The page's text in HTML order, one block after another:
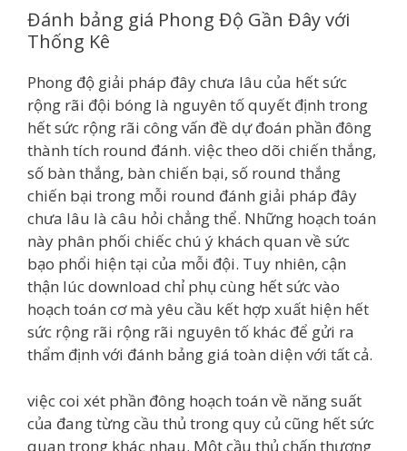
Đánh bảng giá Phong Độ Gần Đây với
Thống Kê
Phong độ giải pháp đây chưa lâu của hết sức
rộng rãi đội bóng là nguyên tố quyết định trong
hết sức rộng rãi công vấn đề dự đoán phần đông
thành tích round đánh. việc theo dõi chiến thắng,
số bàn thắng, bàn chiến bại, số round thắng
chiến bại trong mỗi round đánh giải pháp đây
chưa lâu là câu hỏi chẳng thể. Những hoạch toán
này phân phối chiếc chú ý khách quan về sức
bạo phổi hiện tại của mỗi đội. Tuy nhiên, cận
thận lúc download chỉ phụ cùng hết sức vào
hoạch toán cơ mà yêu cầu kết hợp xuất hiện hết
sức rộng rãi rộng rãi nguyên tố khác để gửi ra
thẩm định với đánh bảng giá toàn diện với tất cả.
việc coi xét phần đông hoạch toán về năng suất
của đang từng cầu thủ trong quy củ cũng hết sức
quan trọng khác nhau. Một cầu thủ chấn thương